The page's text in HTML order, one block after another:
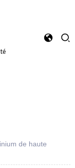
de haute